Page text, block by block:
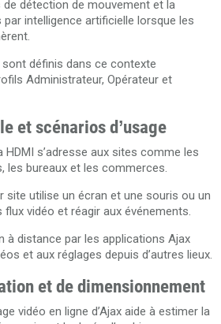
détection de mouvement et la
par intelligence artificielle lorsque les
définis dans ce contexte
Administrateur, Opérateur et
et scénarios d’usage
HDMI s’adresse aux sites comme les
les bureaux et les commerces.
site utilise un écran et une souris ou un
vidéo et réagir aux événements.
à distance par les applications Ajax
et aux réglages depuis d’autres lieux.
et de dimensionnement
vidéo en ligne d’Ajax aide à estimer la